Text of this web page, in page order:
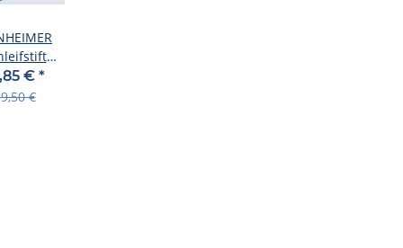
Ø: 6 mm,
€ *
€